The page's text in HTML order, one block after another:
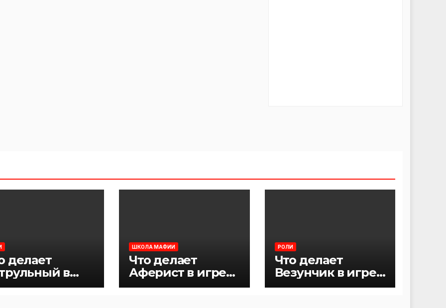
делает
в
Мафия
ШКОЛА МАФИИ
Что делает
Аферист в игре
Мафия
РОЛИ
Что делает
Везунчик в игре
Мафия?